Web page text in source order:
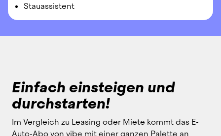
Stauassistent
Einfach einsteigen und
durchstarten!
Im Vergleich zu Leasing oder Miete kommt das E-
Auto-Abo von vibe mit einer ganzen Palette an